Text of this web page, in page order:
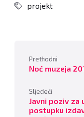
projekt
Prethodni
Noć muzeja
Sljedeći
Javni poziv za
postupku